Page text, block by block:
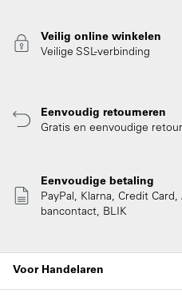
Veilig online winkelen
Veilige SSL-verbinding
Eenvoudig retourneren
Gratis en eenvoudige
Eenvoudige betaling
PayPal, Klarna, Credit
bancontact, BLIK
Voor Handelaren